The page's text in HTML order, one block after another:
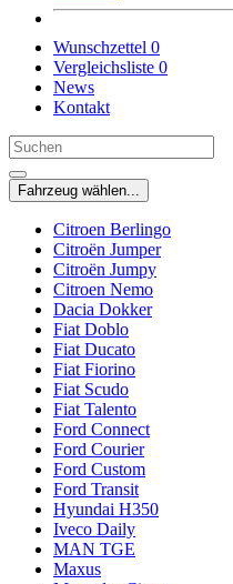
Wunschzettel 0
Vergleichsliste 0
News
Kontakt
Fahrzeug wählen...
Citroen Berlingo
Citroën Jumper
Citroën Jumpy
Citroen Nemo
Dacia Dokker
Fiat Doblo
Fiat Ducato
Fiat Fiorino
Fiat Scudo
Fiat Talento
Ford Connect
Ford Courier
Ford Custom
Ford Transit
Hyundai H350
Iveco Daily
MAN TGE
Maxus